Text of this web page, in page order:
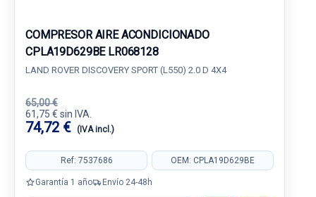
COMPRESOR AIRE ACONDICIONADO
CPLA19D629BE LR068128
LAND ROVER DISCOVERY SPORT (L550) 2.0 D 4X4
65,00 €
61,75 € sin IVA.
74,72 € (IVA incl.)
Ref: 7537686 OEM: CPLA19D629BE
Garantía 1 año Envío 24-48h